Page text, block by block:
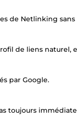
de Netlinking
de liens naturel,
par Google.
toujours